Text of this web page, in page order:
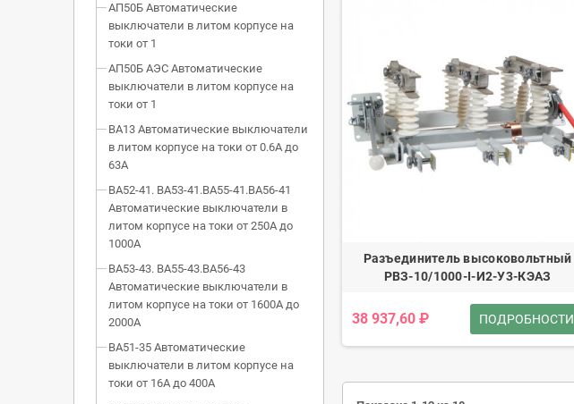
АП50Б Автоматические
выключатели в литом корпусе на
токи от 1
АП50Б АЭС Автоматические
выключатели в литом корпусе на
токи от 1
ВА13 Автоматические выключатели
в литом корпусе на токи от 0.6А до
63А
ВА52-41. ВА53-41.ВА55-41.ВА56-41
Автоматические выключатели в
литом корпусе на токи от 250А до
1000А
ВА53-43. ВА55-43.ВА56-43
Автоматические выключатели в
литом корпусе на токи от 1600А до
2000А
ВА51-35 Автоматические
выключатели в литом корпусе на
токи от 16А до 400А
Разъединитель высоковольтный
РВЗ-10/1000-I-И2-У3-КЭАЗ
38 937,60 ₽ ПОДРОБНОСТИ